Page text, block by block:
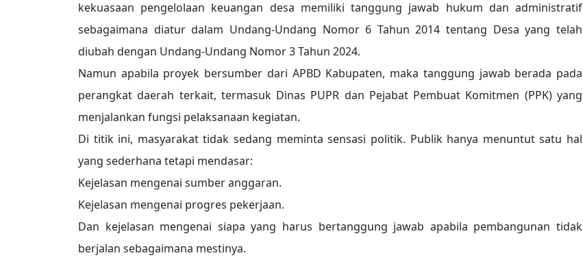
kekuasaan pengelolaan keuangan desa memiliki tanggung jawab hukum dan administratif
sebagaimana diatur dalam Undang-Undang Nomor 6 Tahun 2014 tentang Desa yang telah
diubah dengan Undang-Undang Nomor 3 Tahun 2024.
Namun apabila proyek bersumber dari APBD Kabupaten, maka tanggung jawab berada pada
perangkat daerah terkait, termasuk Dinas PUPR dan Pejabat Pembuat Komitmen (PPK) yang
menjalankan fungsi pelaksanaan kegiatan.
Di titik ini, masyarakat tidak sedang meminta sensasi politik. Publik hanya menuntut satu hal
yang sederhana tetapi mendasar:
Kejelasan mengenai sumber anggaran.
Kejelasan mengenai progres pekerjaan.
Dan kejelasan mengenai siapa yang harus bertanggung jawab apabila pembangunan tidak
berjalan sebagaimana mestinya.